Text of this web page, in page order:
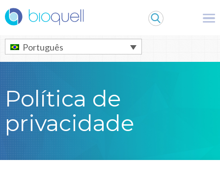
Warning: Undefined array key 0 in
/bitnami/wordpress/wp-
content/themes/Bioquell/header.php
on line79
Português
Política de
privacidade